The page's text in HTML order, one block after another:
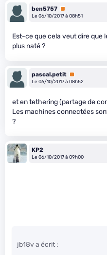
ben5757 Premium
Le 06/10/2017 à 08h51
Est-ce que cela veut dire que
plus naté ?
pascal.petit Premium
Le 06/10/2017 à 08h52
et en tethering (partage de
Les machines connectées
?
KP2
Le 06/10/2017 à 09h00
jb18v a écrit :